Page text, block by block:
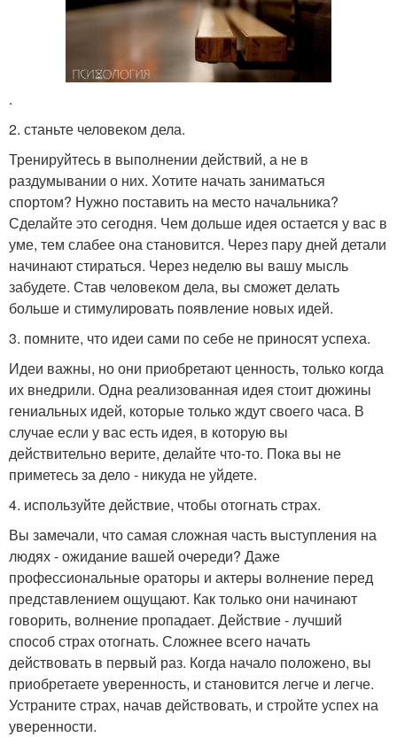
.
2. станьте человеком дела.
Тренируйтесь в выполнении действий, а не в
раздумывании о них. Хотите начать заниматься
спортом? Нужно поставить на место начальника?
Сделайте это сегодня. Чем дольше идея остается у вас в
уме, тем слабее она становится. Через пару дней детали
начинают стираться. Через неделю вы вашу мысль
забудете. Став человеком дела, вы сможет делать
больше и стимулировать появление новых идей.
3. помните, что идеи сами по себе не приносят успеха.
Идеи важны, но они приобретают ценность, только когда
их внедрили. Одна реализованная идея стоит дюжины
гениальных идей, которые только ждут своего часа. В
случае если у вас есть идея, в которую вы
действительно верите, делайте что-то. Пока вы не
приметесь за дело - никуда не уйдете.
4. используйте действие, чтобы отогнать страх.
Вы замечали, что самая сложная часть выступления на
людях - ожидание вашей очереди? Даже
профессиональные ораторы и актеры волнение перед
представлением ощущают. Как только они начинают
говорить, волнение пропадает. Действие - лучший
способ страх отогнать. Сложнее всего начать
действовать в первый раз. Когда начало положено, вы
приобретаете уверенность, и становится легче и легче.
Устраните страх, начав действовать, и стройте успех на
уверенности.